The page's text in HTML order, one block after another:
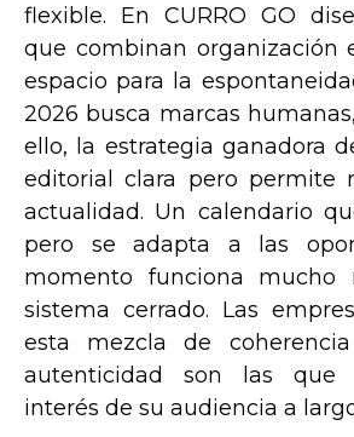
flexible. En CURRO GO
que combinan organización
espacio para la
2026 busca marcas
ello, la estrategia ganadora
editorial clara pero permite
actualidad. Un calendario
pero se adapta a las
momento funciona mucho
sistema cerrado. Las
esta mezcla de
autenticidad son las que
interés de su audiencia a